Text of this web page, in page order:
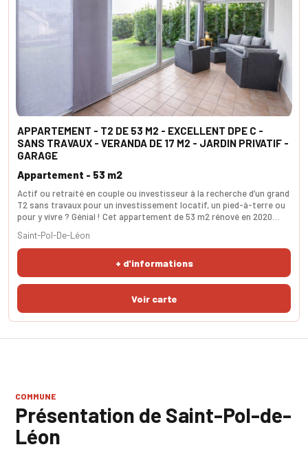
APPARTEMENT - T2 DE 53 M2 - EXCELLENT DPE C -
SANS TRAVAUX - VERANDA DE 17 M2 - JARDIN PRIVATIF -
GARAGE
Actif ou retraité en couple ou investisseur à la recherche d’un grand
T2 sans travaux pour un investissement locatif, un pied-à-terre ou
pour y vivre ? Génial ! Cet appartement de 53 m2 rénové en 2020
attentes. Vous serez séduit par sa pièce de vie spacieuse et
lumineuse de 29 M2 avec cuisine aménagée et équipée donnant sur
une véranda de 17 m2 apporta
Appartement - 53 m2
+ d'informations
Saint-Pol-De-Léon
COMMUNE
Présentation de Saint-Pol-de-
Léon